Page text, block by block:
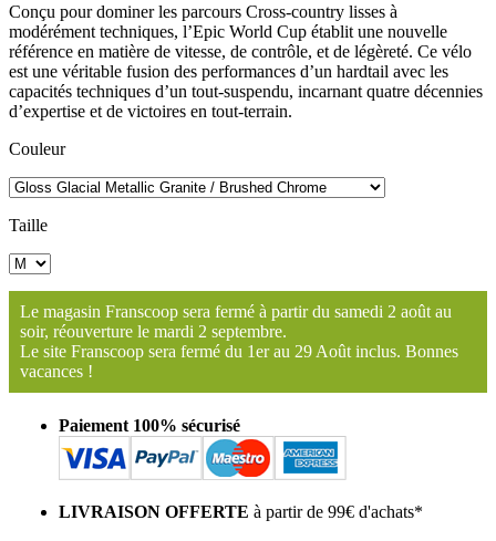
Conçu pour dominer les parcours Cross-country lisses à
modérément techniques, l’Epic World Cup établit une nouvelle
référence en matière de vitesse, de contrôle, et de légèreté. Ce vélo
est une véritable fusion des performances d’un hardtail avec les
capacités techniques d’un tout-suspendu, incarnant quatre décennies
d’expertise et de victoires en tout-terrain.
Couleur
Taille
Le magasin Franscoop sera fermé à partir du samedi 2 août au
soir, réouverture le mardi 2 septembre.
Le site Franscoop sera fermé du 1er au 29 Août inclus. Bonnes
vacances !
Paiement 100% sécurisé
LIVRAISON OFFERTE à partir de 99€ d'achats*